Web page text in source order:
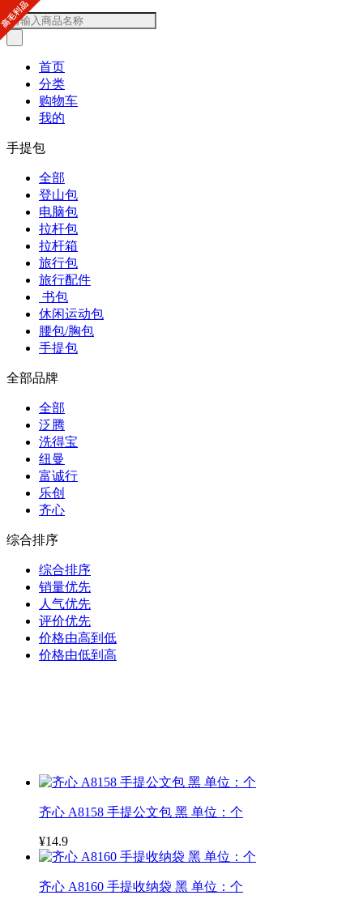
首页
分类
购物车
我的
手提包
全部
登山包
电脑包
拉杆包
拉杆箱
旅行包
旅行配件
书包
休闲运动包
腰包/胸包
手提包
全部品牌
全部
泛腾
洗得宝
纽曼
富诚行
乐创
齐心
综合排序
综合排序
销量优先
人气优先
评价优先
价格由高到低
价格由低到高
齐心 A8158 手提公文包 黑 单位：个
¥14.9
齐心 A8160 手提收纳袋 黑 单位：个